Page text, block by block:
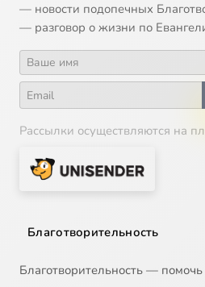
— новости подопечных
— разговор о жизни по
Рассылки осуществляются на
Благотворительность
Благотворительность —